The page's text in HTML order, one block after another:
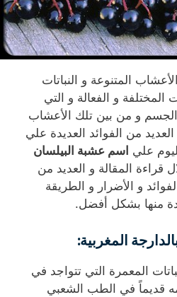
المتنوعة و النباتات
المختلفة و الفعالة و التي
الجسم و من بين تلك الأعشاب
العديد من الفوائد العديدة علي
علي اسم عشبة البيلسان
قراءة المقالة و العديد من
و الأضرار و الطريقة
منها بشكل أفضل.
المغربية:
المعمرة التي تتواجد في
قديماً في الطب الشعبي